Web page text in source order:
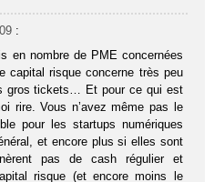
:
en nombre de PME concernées
capital risque concerne très peu
gros tickets… Et pour ce qui est
rire. Vous n’avez même pas le
pour les startups numériques
et encore plus si elles sont
pas de cash régulier et
risque (et encore moins le